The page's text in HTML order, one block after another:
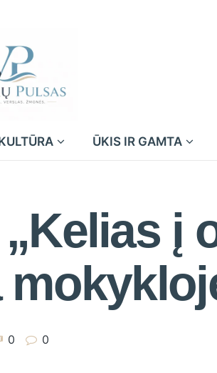
ŪKIS IR GAMTA
į
0 0